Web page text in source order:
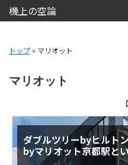
content
機上の空論
ANA
JAL
と
THE
CLASS（JCB
ザ・
トップ » マリオット
マリオット
ダブルツリーbyヒルト
byマリオット京都駅と